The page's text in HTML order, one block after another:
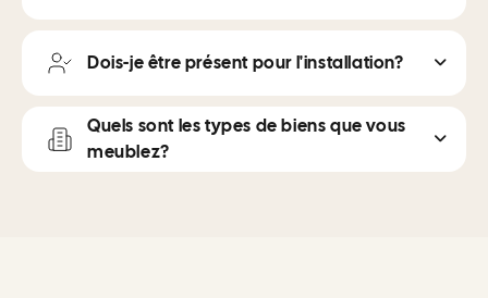
Dois-je être présent pour l'installation?
Quels sont les types de biens que vous
meublez?